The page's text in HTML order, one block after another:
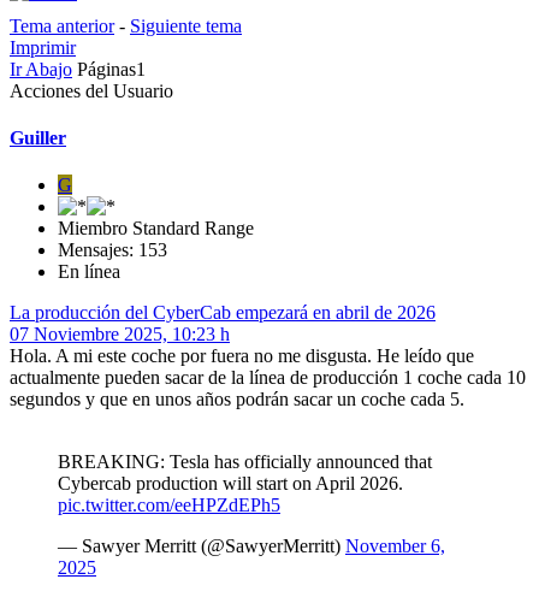
Tema anterior- Siguiente tema
Imprimir
Ir Abajo Páginas1
Acciones del Usuario
Guiller
G
Miembro Standard Range
Mensajes: 153
En línea
La producción del CyberCab empezará en abril de 2026
07 Noviembre 2025, 10:23 h
Hola. A mi este coche por fuera no me disgusta. He leído que
actualmente pueden sacar de la línea de producción 1 coche cada 10
segundos y que en unos años podrán sacar un coche cada 5.
BREAKING: Tesla has officially announced that
Cybercab production will start on April 2026.
pic.twitter.com/eeHPZdEPh5
— Sawyer Merritt (@SawyerMerritt) November 6,
2025